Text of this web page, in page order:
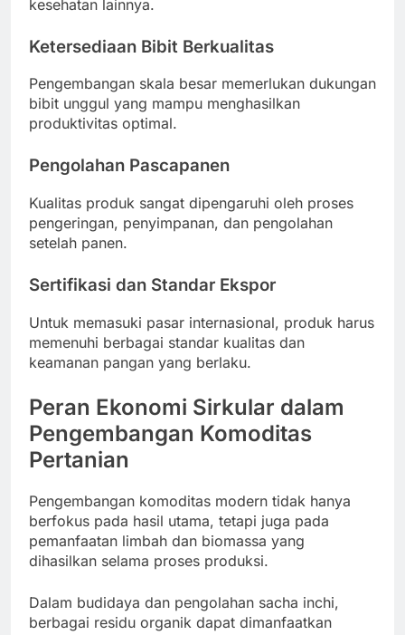
kesehatan lainnya.
Ketersediaan Bibit Berkualitas
Pengembangan skala besar memerlukan dukungan
bibit unggul yang mampu menghasilkan
produktivitas optimal.
Pengolahan Pascapanen
Kualitas produk sangat dipengaruhi oleh proses
pengeringan, penyimpanan, dan pengolahan
setelah panen.
Sertifikasi dan Standar Ekspor
Untuk memasuki pasar internasional, produk harus
memenuhi berbagai standar kualitas dan
keamanan pangan yang berlaku.
Peran Ekonomi Sirkular dalam
Pengembangan Komoditas
Pertanian
Pengembangan komoditas modern tidak hanya
berfokus pada hasil utama, tetapi juga pada
pemanfaatan limbah dan biomassa yang
dihasilkan selama proses produksi.
Dalam budidaya dan pengolahan sacha inchi,
berbagai residu organik dapat dimanfaatkan